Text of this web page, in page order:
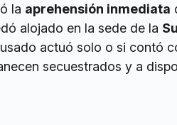
la aprehensión inmediata
alojado en la sede de la
actuó solo o si contó
secuestrados y a